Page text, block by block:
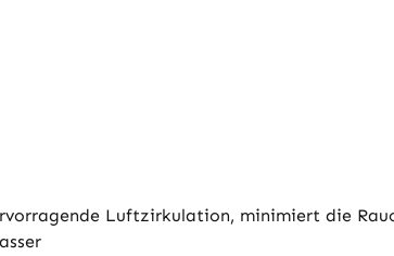
Luftzirkulation, minimiert die